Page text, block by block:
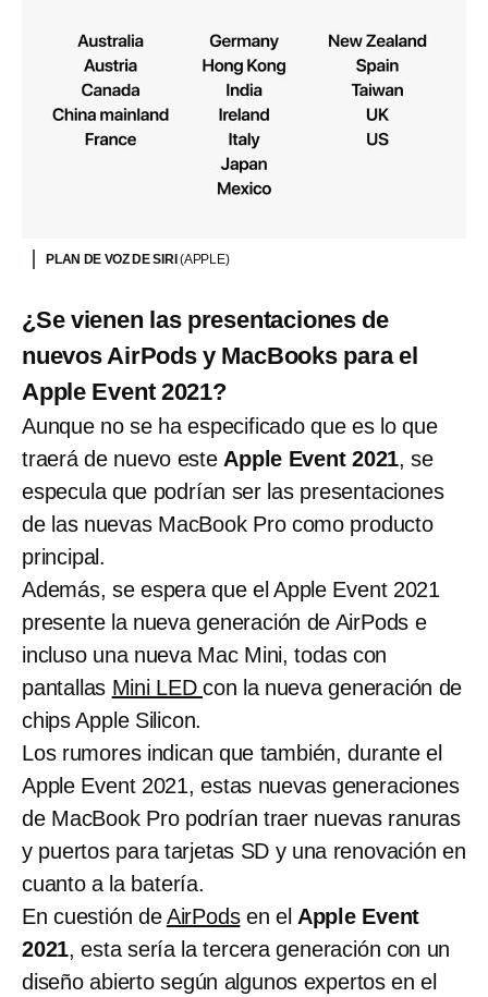
PLAN DE VOZ DE SIRI (APPLE)
¿Se vienen las presentaciones de
nuevos AirPods y MacBooks para el
Apple Event 2021?
Aunque no se ha especificado que es lo que
traerá de nuevo esteApple Event 2021, se
especula que podrían ser las presentaciones
de las nuevas MacBook Pro como producto
principal.
Además, se espera que el Apple Event 2021
presente la nueva generación de AirPods e
incluso una nueva Mac Mini, todas con
pantallas Mini LEDcon la nueva generación de
chips Apple Silicon.
Los rumores indican que también, durante el
Apple Event 2021, estas nuevas generaciones
de MacBook Pro podrían traer nuevas ranuras
y puertos para tarjetas SD y una renovación en
cuanto a la batería.
En cuestión deAirPodsen el Apple Event
2021, esta sería la tercera generación con un
diseño abierto según algunos expertos en el